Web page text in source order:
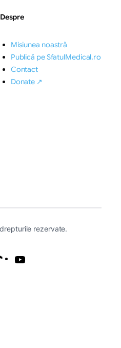
Despre
Misiunea noastră
Publică pe SfatulMedical.ro
Contact
Donate ↗
rezervate.
TikTok